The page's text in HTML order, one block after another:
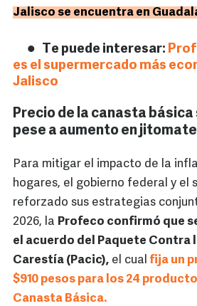
Jalisco se encuentra en
Te puede interesar:
es el supermercado más
Jalisco
Precio de la canasta
pese a aumento en
Para mitigar el impacto de la
hogares, el gobierno federal y el
reforzado sus estrategias
2026, la Profeco confirmó que
el acuerdo del Paquete Contra
Carestía (Pacic), el cual fija un
$910 pesos para los 24
Canasta Básica.